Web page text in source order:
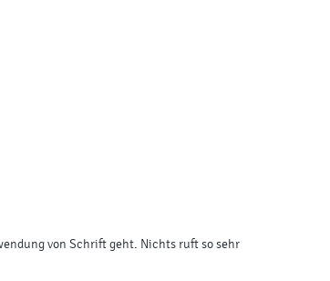
von Schrift geht. Nichts ruft so sehr